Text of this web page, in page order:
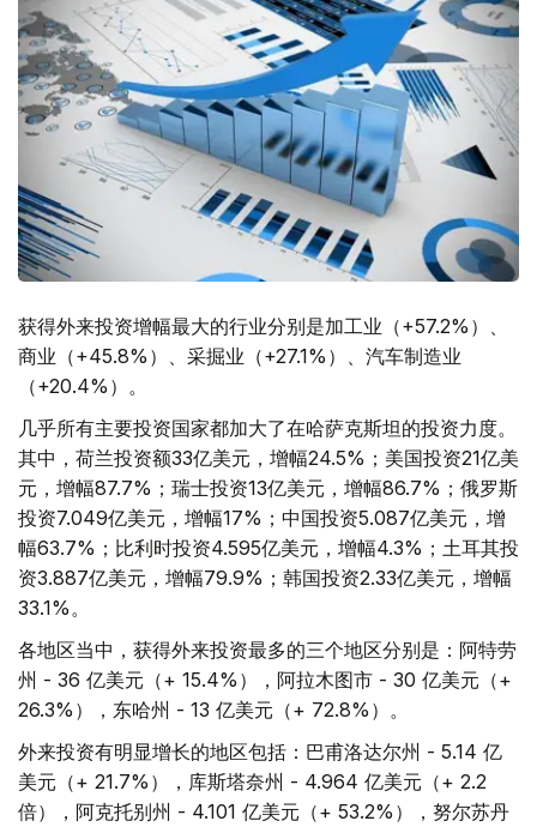
获得外来投资增幅最大的行业分别是加工业（+57.2%）、
商业（+45.8%）、采掘业（+27.1%）、汽车制造业
（+20.4%）。
几乎所有主要投资国家都加大了在哈萨克斯坦的投资力度。
其中，荷兰投资额33亿美元，增幅24.5%；美国投资21亿美
元，增幅87.7%；瑞士投资13亿美元，增幅86.7%；俄罗斯
投资7.049亿美元，增幅17%；中国投资5.087亿美元，增
幅63.7%；比利时投资4.595亿美元，增幅4.3%；土耳其投
资3.887亿美元，增幅79.9%；韩国投资2.33亿美元，增幅
33.1%。
各地区当中，获得外来投资最多的三个地区分别是：阿特劳
州 - 36 亿美元（+ 15.4%），阿拉木图市 - 30 亿美元（+
26.3%），东哈州 - 13 亿美元（+ 72.8%）。
外来投资有明显增长的地区包括：巴甫洛达尔州 - 5.14 亿
美元（+ 21.7%），库斯塔奈州 - 4.964 亿美元（+ 2.2
倍），阿克托别州 - 4.101 亿美元（+ 53.2%），努尔苏丹